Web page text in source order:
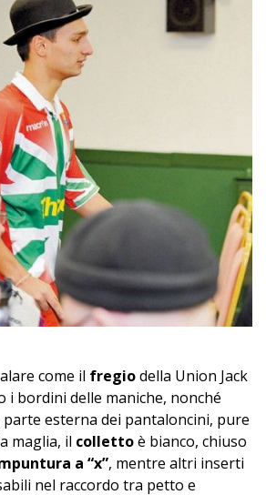
come il fregiodella Union Jack
i bordini delle maniche, nonché
esterna dei pantaloncini, pure
maglia, il collettoè bianco, chiuso
a “x”, mentre altri inserti
nel raccordo tra petto e